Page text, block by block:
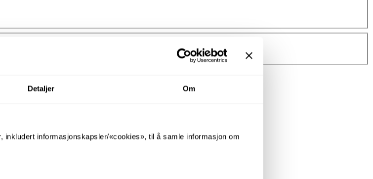
Detaljer Om
inkludert informasjonskapsler/«cookies», til å samle informasjon om